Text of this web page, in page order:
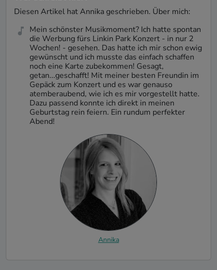
Diesen Artikel hatAnnikageschrieben. Über mich:
Mein schönster Musikmoment? Ich hatte spontan
die Werbung fürs Linkin Park Konzert - in nur 2
Wochen! - gesehen. Das hatte ich mir schon ewig
gewünscht und ich musste das einfach schaffen
noch eine Karte zubekommen! Gesagt,
getan...geschafft! Mit meiner besten Freundin im
Gepäck zum Konzert und es war genauso
atemberaubend, wie ich es mir vorgestellt hatte.
Dazu passend konnte ich direkt in meinen
Geburtstag rein feiern. Ein rundum perfekter
Abend!
Annika